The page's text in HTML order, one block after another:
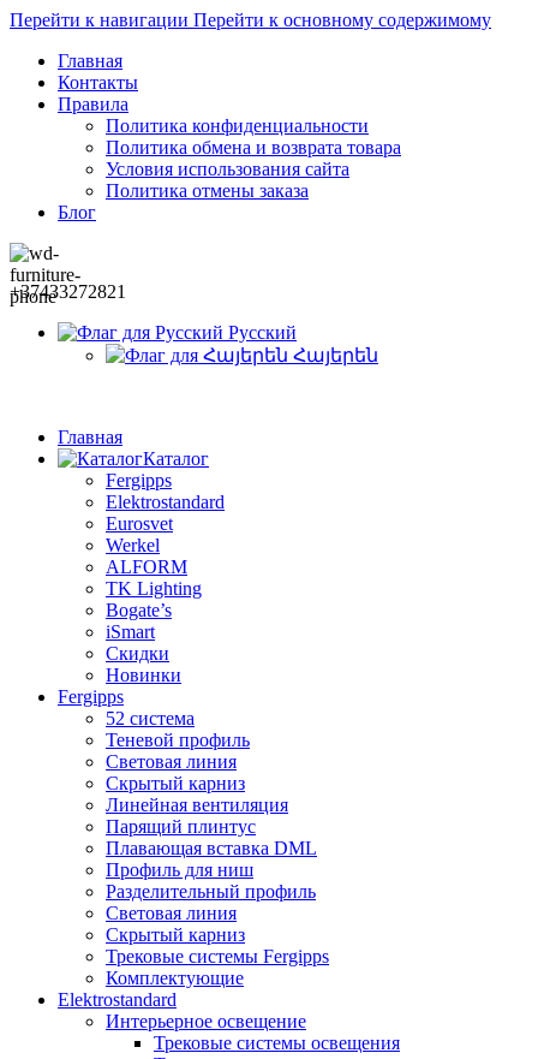
Перейти к навигации Перейти к основному содержимому
Главная
Контакты
Правила
Политика конфиденциальности
Политика обмена и возврата товара
Условия использования сайта
Политика отмены заказа
Блог
+37433272821
Русский
Հայերեն
Главная
Каталог
Fergipps
Elektrostandard
Eurosvet
Werkel
ALFORM
TK Lighting
Bogate’s
iSmart
Скидки
Новинки
Fergipps
52 система
Теневой профиль
Световая линия
Скрытый карниз
Линейная вентиляция
Парящий плинтус
Плавающая вставка DML
Профиль для ниш
Разделительный профиль
Световая линия
Скрытый карниз
Трековые системы Fergipps
Комплектующие
Elektrostandard
Интерьерное освещение
Трековые системы освещения